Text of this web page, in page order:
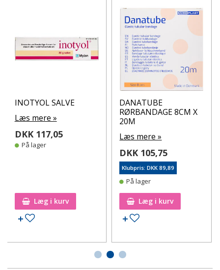
INOTYOL SALVE
Læs mere »
DKK 117,05
På lager
Læg i kurv
Tilføj til ønskeseddel
DANATUBE
RØRBANDAGE 8CM X
20M
Læs mere »
DKK 105,75
Klubpris: DKK 89,89
På lager
Læg i kurv
Tilføj til ønskeseddel